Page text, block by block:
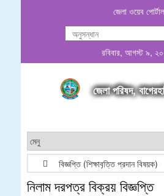
জেলা ওয়েব পোর্টাল
রবিবার, আগস্ট ৯,
জেলা পরিষদ,
বিজ্ঞপ্তি (শিক্ষাবৃত্তি প্রদান বিষয়ক)
নিলাম দরপত্র বিক্রয় বিজ্ঞপ্তি